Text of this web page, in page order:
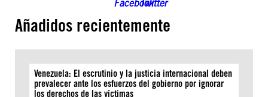
Añadidos recientemente
Venezuela: El escrutinio y la justicia internacional deben
prevalecer ante los esfuerzos del gobierno por ignorar
los derechos de las víctimas